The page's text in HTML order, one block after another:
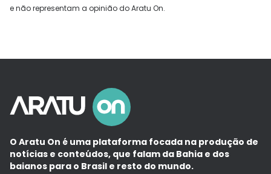
e não representam a opinião do Aratu On.
O Aratu On é uma plataforma focada na produção de
notícias e conteúdos, que falam da Bahia e dos
baianos para o Brasil e resto do mundo.